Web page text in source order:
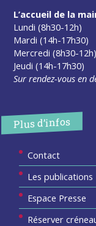
L’accueil de la
Lundi (8h30-12h)
Mardi (14h-17h30)
Mercredi (8h30-12h)
Jeudi (14h-17h30)
Sur rendez-vous en
Plus d’infos
Contact
Les publications
Espace Presse
Réserver